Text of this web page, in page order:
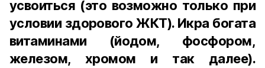
усвоиться (это возможно только при
условии здорового ЖКТ). Икра богата
витаминами (йодом, фосфором,
железом, хромом и так далее).